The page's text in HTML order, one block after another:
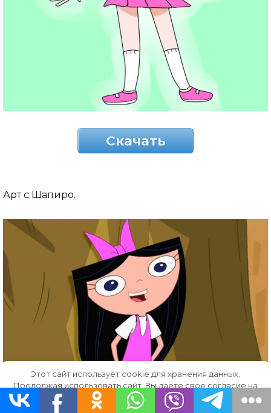
Скачать
Арт с Шапиро.
Скачать
Этот сайт использует cookie для хранения данных.
Продолжая использовать сайт, Вы даете свое согласие на
работу с этими файлами.
OK